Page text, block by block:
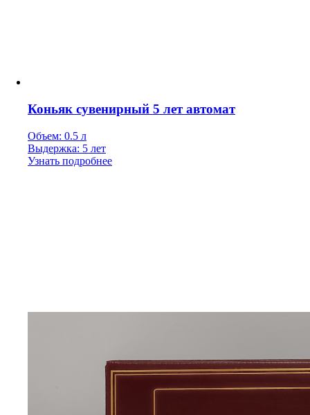
Коньяк сувенирный 5 лет автомат
Объем: 0.5 л
Выдержка: 5 лет
Узнать подробнее